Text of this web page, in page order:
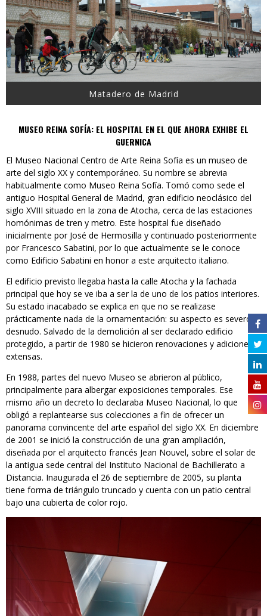
Matadero de Madrid
MUSEO REINA SOFÍA: EL HOSPITAL EN EL QUE AHORA EXHIBE EL
GUERNICA
El Museo Nacional Centro de Arte Reina Sofía es un museo de
arte del siglo XX y contemporáneo. Su nombre se abrevia
habitualmente como Museo Reina Sofía. Tomó como sede el
antiguo Hospital General de Madrid, gran edificio neoclásico del
siglo XVIII situado en la zona de Atocha, cerca de las estaciones
homónimas de tren y metro. Este hospital fue diseñado
inicialmente por José de Hermosilla y continuado posteriormente
por Francesco Sabatini, por lo que actualmente se le conoce
como Edificio Sabatini en honor a este arquitecto italiano.
El edificio previsto llegaba hasta la calle Atocha y la fachada
principal que hoy se ve iba a ser la de uno de los patios interiores.
Su estado inacabado se explica en que no se realizase
prácticamente nada de la ornamentación: su aspecto es severo y
desnudo. Salvado de la demolición al ser declarado edificio
protegido, a partir de 1980 se hicieron renovaciones y adiciones
extensas.
En 1988, partes del nuevo Museo se abrieron al público,
principalmente para albergar exposiciones temporales. Ese
mismo año un decreto lo declaraba Museo Nacional, lo que
obligó a replantearse sus colecciones a fin de ofrecer un
panorama convincente del arte español del siglo XX. En diciembre
de 2001 se inició la construcción de una gran ampliación,
diseñada por el arquitecto francés Jean Nouvel, sobre el solar de
la antigua sede central del Instituto Nacional de Bachillerato a
Distancia. Inaugurada el 26 de septiembre de 2005, su planta
tiene forma de triángulo truncado y cuenta con un patio central
bajo una cubierta de color rojo.